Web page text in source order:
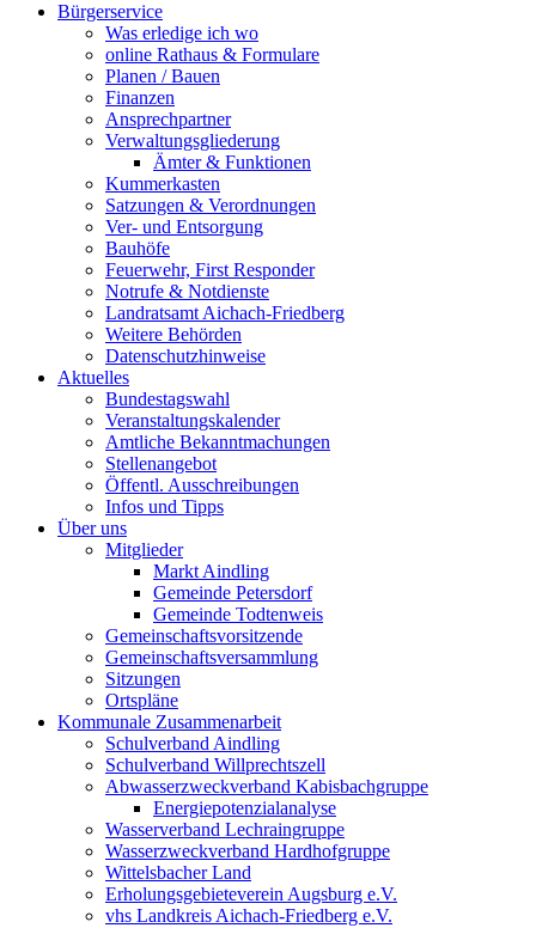
Bürgerservice
Was erledige ich wo
online Rathaus & Formulare
Planen / Bauen
Finanzen
Ansprechpartner
Verwaltungsgliederung
Ämter & Funktionen
Kummerkasten
Satzungen & Verordnungen
Ver- und Entsorgung
Bauhöfe
Feuerwehr, First Responder
Notrufe & Notdienste
Landratsamt Aichach-Friedberg
Weitere Behörden
Datenschutzhinweise
Aktuelles
Bundestagswahl
Veranstaltungskalender
Amtliche Bekanntmachungen
Stellenangebot
Öffentl. Ausschreibungen
Infos und Tipps
Über uns
Mitglieder
Markt Aindling
Gemeinde Petersdorf
Gemeinde Todtenweis
Gemeinschaftsvorsitzende
Gemeinschaftsversammlung
Sitzungen
Ortspläne
Kommunale Zusammenarbeit
Schulverband Aindling
Schulverband Willprechtszell
Abwasserzweckverband Kabisbachgruppe
Energiepotenzialanalyse
Wasserverband Lechraingruppe
Wasserzweckverband Hardhofgruppe
Wittelsbacher Land
Erholungsgebieteverein Augsburg e.V.
vhs Landkreis Aichach-Friedberg e.V.